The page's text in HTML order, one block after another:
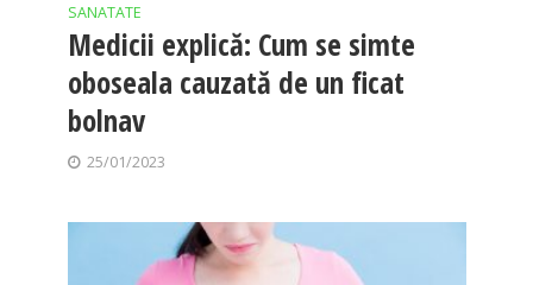
SANATATE
Medicii explică: Cum se simte
oboseala cauzată de un ficat
bolnav
25/01/2023